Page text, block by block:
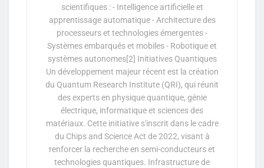
scientifiques : - Intelligence artificielle et
apprentissage automatique - Architecture des
processeurs et technologies émergentes -
Systèmes embarqués et mobiles - Robotique et
systèmes autonomes[2] Initiatives Quantiques
Un développement majeur récent est la création
du Quantum Research Institute (QRI), qui réunit
des experts en physique quantique, génie
électrique, informatique et sciences des
matériaux. Cette initiative s'inscrit dans le cadre
du Chips and Science Act de 2022, visant à
renforcer la recherche en semi-conducteurs et
technologies quantiques. Infrastructure de